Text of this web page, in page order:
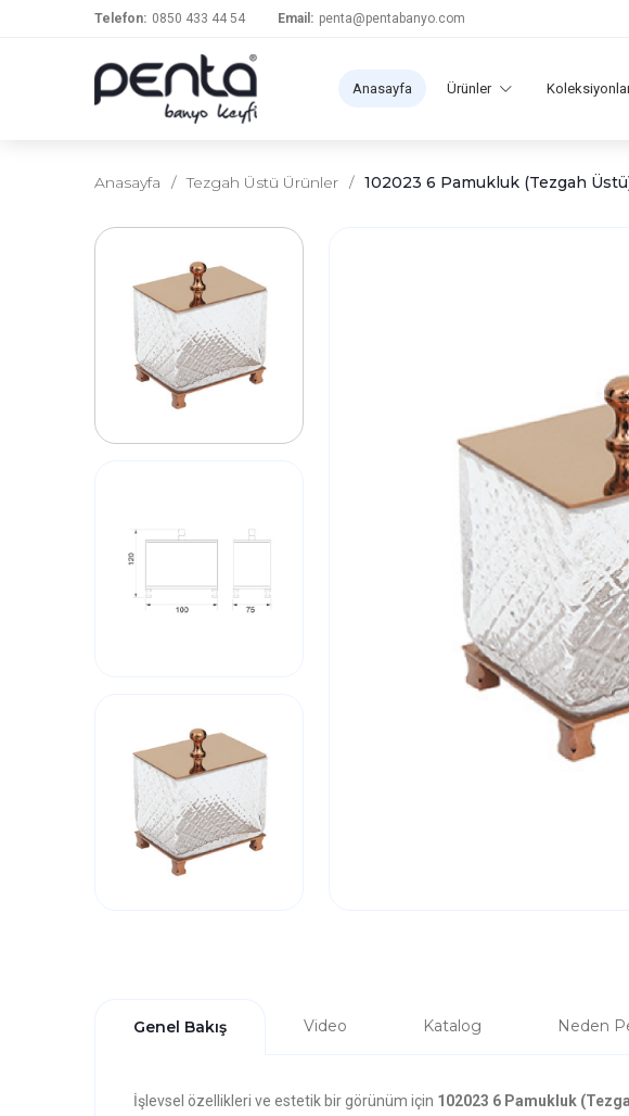
Telefon: 0850 433 44 54 Email: penta@pentabanyo.com
Anasayfa Ürünler
Anasayfa / Tezgah Üstü Ürünler / 102023 6 Pamukluk (Tezgah
Genel Bakış Video Katalog Neden
İşlevsel özellikleri ve estetik bir görünüm için 102023 6 Pamukluk